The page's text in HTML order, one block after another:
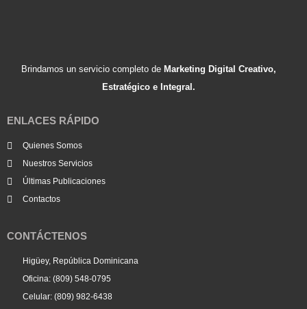
Brindamos un servicio completo de Marketing Digital Creativo,
Estratégico e Integral.
ENLACES RÁPIDO
Quienes Somos
Nuestros Servicios
Últimas Publicaciones
Contactos
CONTÁCTENOS
Higüey, República Dominicana
Oficina: (809) 548-0795
Celular: (809) 982-6438